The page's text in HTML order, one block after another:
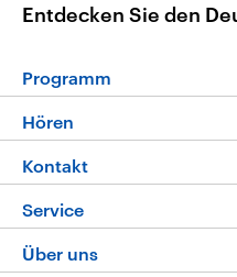
Entdecken Sie den
Programm
Programm
Die Nachrichten
Nachrichtenleicht
Neue Beiträge auf
Hören
Livestream
Podcasts
Deutschlandfunk
Kontakt
Hörerservice
Service
FAQ
Über uns